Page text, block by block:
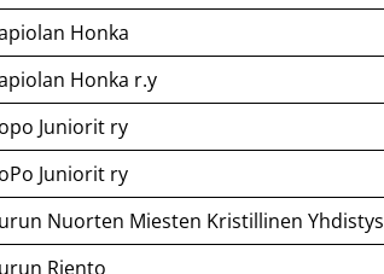
Honka
Honka r.y
Juniorit ry
Juniorit ry
Nuorten Miesten Kristillinen Yhdistys
Riento